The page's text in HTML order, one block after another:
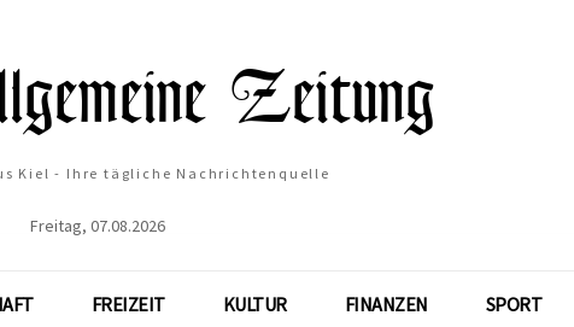
Kiel - Ihre tägliche Nachrichtenquelle
Freitag, 07.08.2026
FREIZEIT KULTUR FINANZEN SPORT